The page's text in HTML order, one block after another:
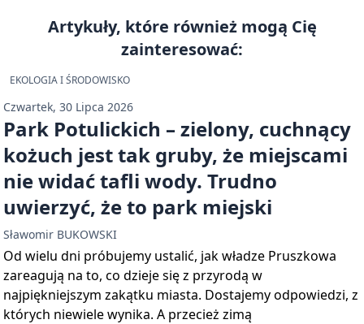
Artykuły, które również mogą Cię
zainteresować:
EKOLOGIA I ŚRODOWISKO
Czwartek, 30 Lipca 2026
Park Potulickich – zielony, cuchnący
kożuch jest tak gruby, że miejscami
nie widać tafli wody. Trudno
uwierzyć, że to park miejski
Sławomir BUKOWSKI
Od wielu dni próbujemy ustalić, jak władze Pruszkowa
zareagują na to, co dzieje się z przyrodą w
najpiękniejszym zakątku miasta. Dostajemy odpowiedzi, z
których niewiele wynika. A przecież zimą